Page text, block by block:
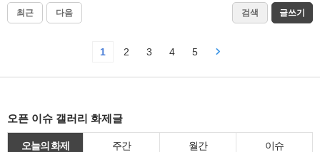
최근 다음 검색 글쓰기
1 2 3 4 5
오픈 이슈 갤러리 화제글
오늘의 화제 주간 월간 이슈